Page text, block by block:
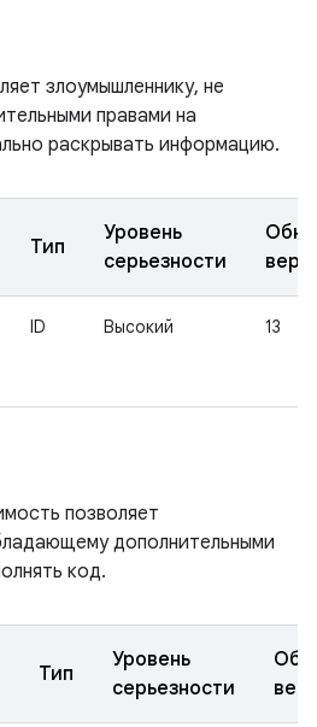
злоумышленнику, не
правами на
раскрывать информацию.
Тип
Уровень
серьезности
ID Высокий 13
позволяет
дополнительными
код.
Тип
Уровень
серьезности